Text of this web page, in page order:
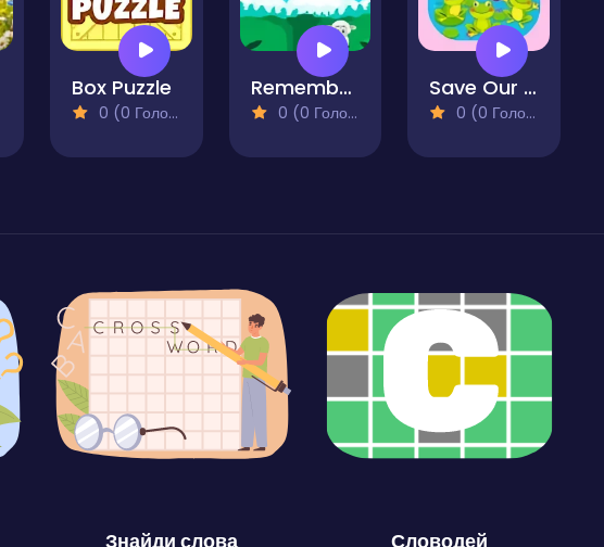
Box Puzzle
0 (0 Голосів)
Remembering Selection
0 (0 Голосів)
Save Our Frogs
0 (0 Голосів)
Знайди слова Словодей